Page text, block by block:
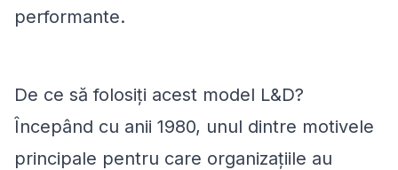
performante.
De ce să folosiți acest model L&D?
Începând cu anii 1980, unul dintre motivele
principale pentru care organizațiile au